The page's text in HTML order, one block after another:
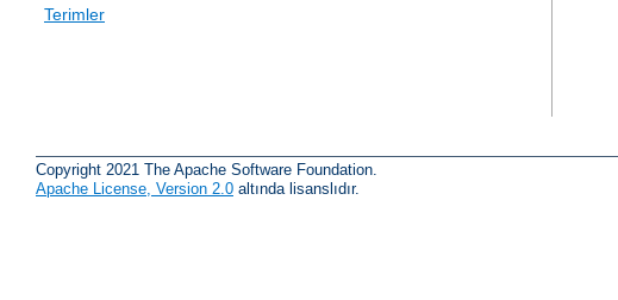
Terimler
Copyright 2021 The Apache Software Foundation.
Apache License, Version 2.0 altında lisanslıdır.